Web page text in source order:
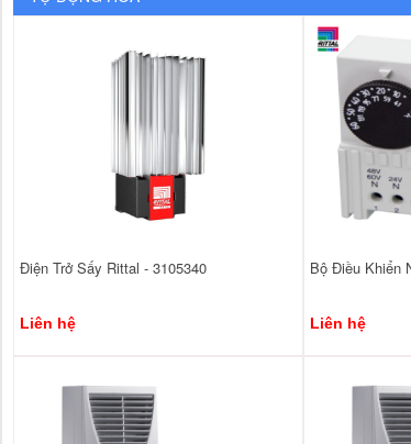
Điện Trở Sấy Rittal - 3105340
Liên hệ
Bộ Điều Khiển
Liên hệ